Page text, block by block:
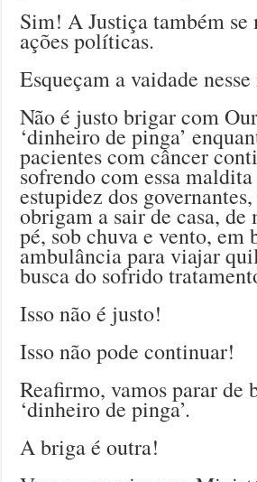
Sim! A Justiça também se
ações políticas.
Esqueçam a vaidade
Não é justo brigar com
‘dinheiro de pinga’
pacientes com câncer
sofrendo com essa
estupidez dos
obrigam a sair de casa, de
pé, sob chuva e vento, em
ambulância para viajar
busca do sofrido
Isso não é justo!
Isso não pode continuar!
Reafirmo, vamos parar de
‘dinheiro de pinga’.
A briga é outra!